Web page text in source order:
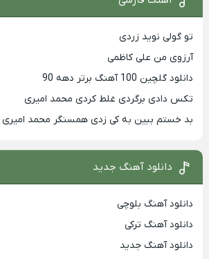
تو گولی نوید زردی
آرزوی من علی کاظمی
دانلود گلچین 100 آهنگ برتر دهه 90
تکس دادی برگردی غلط کردی محمد امیری
بد خستم ببین به کی زدی همسنگر محمد امیری
دانلود آهنگ جدید
دانلود آهنگ بلوچی
دانلود آهنگ ترکی
دانلود آهنگ جدید